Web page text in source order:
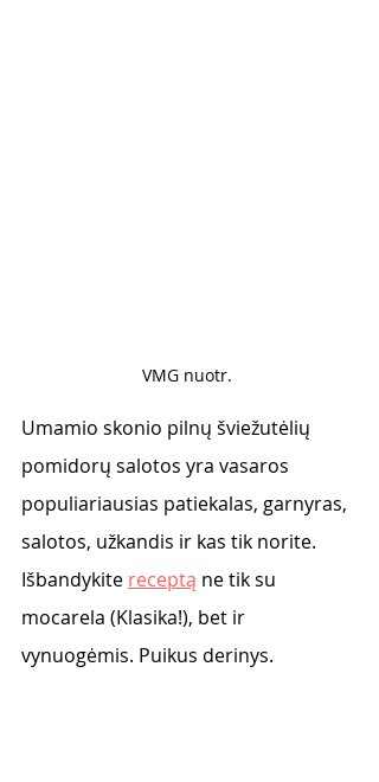
VMG nuotr.
Umamio skonio pilnų šviežutėlių
pomidorų salotos yra vasaros
populiariausias patiekalas, garnyras,
salotos, užkandis ir kas tik norite.
Išbandykite receptą ne tik su
mocarela (Klasika!), bet ir
vynuogėmis. Puikus derinys.